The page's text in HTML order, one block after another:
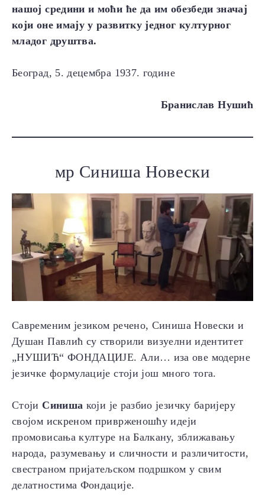
нашој средини и моћи ће да им обезбеди значај
који оне имају у развитку једног културног
младог друштва.
Београд, 5. децембра 1937. године
Бранислав Нушић
мр Синиша Новески
Савременим језиком речено, Синиша Новески и
Душан Павлић су створили визуелни идентитет
„НУШИЋ“ ФОНДАЦИЈЕ. Али… иза ове модерне
језичке формулације стоји још много тога.
Стоји Синиша који је разбио језичку баријеру
својом искреном приврженошћу идеји
промовисања културе на Балкану, зближавању
народа, разумевању и сличности и различитости,
свестраном пријатељском подршком у свим
делатностима Фондације.